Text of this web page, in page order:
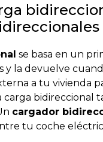
se basa en un
y la devuelve
a tu vivienda
carga
cargador
tu coche